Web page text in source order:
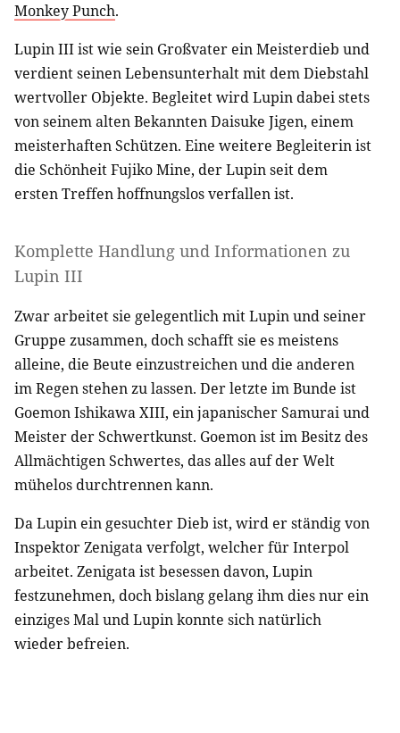
Monkey Punch.
Lupin III ist wie sein Großvater ein Meisterdieb und
verdient seinen Lebensunterhalt mit dem Diebstahl
wertvoller Objekte. Begleitet wird Lupin dabei stets
von seinem alten Bekannten Daisuke Jigen, einem
meisterhaften Schützen. Eine weitere Begleiterin ist
die Schönheit Fujiko Mine, der Lupin seit dem
ersten Treffen hoffnungslos verfallen ist.
Komplette Handlung und Informationen zu
Lupin III
Zwar arbeitet sie gelegentlich mit Lupin und seiner
Gruppe zusammen, doch schafft sie es meistens
alleine, die Beute einzustreichen und die anderen
im Regen stehen zu lassen. Der letzte im Bunde ist
Goemon IshikawaXIII, ein japanischer Samurai und
Meister der Schwertkunst. Goemon ist im Besitz des
Allmächtigen Schwertes, das alles auf der Welt
mühelos durchtrennen kann.
Da Lupin ein gesuchter Dieb ist, wird er ständig von
Inspektor Zenigata verfolgt, welcher für Interpol
arbeitet. Zenigata ist besessen davon, Lupin
festzunehmen, doch bislang gelang ihm dies nur ein
einziges Mal und Lupin konnte sich natürlich
wieder befreien.